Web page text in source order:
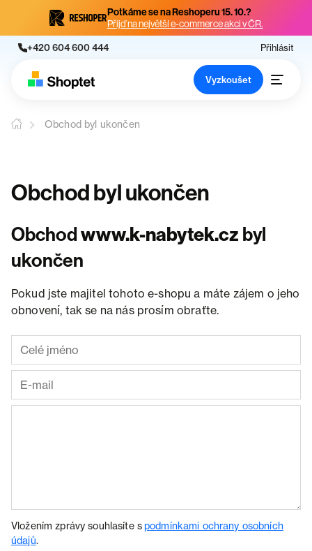
Potkáme se na Reshoperu 15. 10.?
Přijď na největší e-commerce akci v ČR.
+420 604 600 444 Přihlásit
Vyzkoušet
Obchod byl ukončen
Obchod byl ukončen
Obchodwww.k-nabytek.cz byl
ukončen
Pokud jste majitel tohoto e-shopu a máte zájem o jeho
obnovení, tak se na nás prosím obraťte.
Vložením zprávy souhlasíte spodmínkami ochrany osobních
údajů.